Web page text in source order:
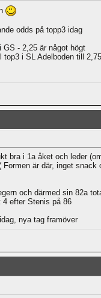
odds på topp3 idag
GS - 2,25 är något högt
top3 i SL Adelboden till
bra i 1a åket och leder
Formen är där, inget
och därmed sin 82a
4 efter Stenis på 86
nya tag framöver